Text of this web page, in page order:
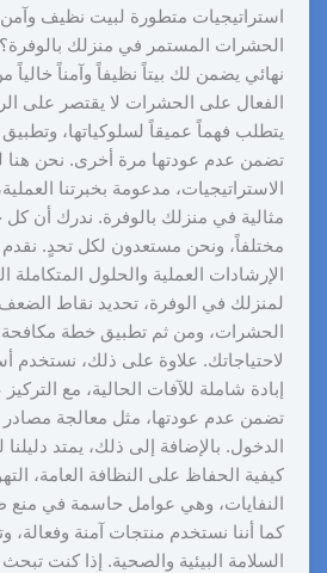
استراتيجيات متطورة لبيت نظيف
الحشرات المستمر في منزلك
نهائي يضمن لك بيتاً نظيفاً وآمناً خالياً
الفعال على الحشرات لا يقتصر على
يتطلب فهماً عميقاً لسلوكياتها،
تضمن عدم عودتها مرة أخرى. نحن هنا
الاستراتيجيات، مدعومة بخبرتنا
مثالية في منزلك بالوفرة. ندرك أن
مختلفاً، ونحن مستعدون لكل تحدٍ.
الإرشادات العملية والحلول المتكاملة
لمنزلك في الوفرة، تحديد نقاط
الحشرات، ومن ثم تطبيق خطة
لاحتياجاتك. علاوة على ذلك، نستخدم
إبادة شاملة للآفات الحالية، مع
تضمن عدم عودتها، مثل معالجة مصادر
الدخول. بالإضافة إلى ذلك، يمتد
كيفية الحفاظ على النظافة العامة،
النفايات، وهي عوامل حاسمة في منع
كما أننا نستخدم منتجات آمنة وفعالة،
السلامة البيئية والصحية. إذا كنت